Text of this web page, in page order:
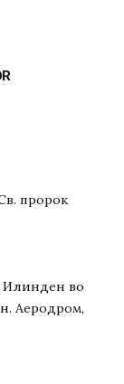
пророк
Илинден во
Аеродром,